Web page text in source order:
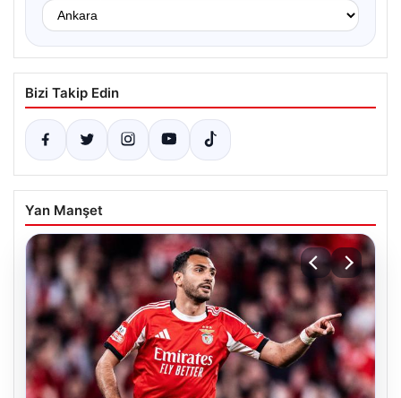
Bizi Takip Edin
Yan Manşet